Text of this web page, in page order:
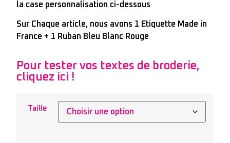
la case personnalisation ci-dessous
Sur Chaque article, nous avons 1 Etiquette Made in
France + 1 Ruban Bleu Blanc Rouge
Pour tester vos textes de broderie,
cliquez ici !
Taille